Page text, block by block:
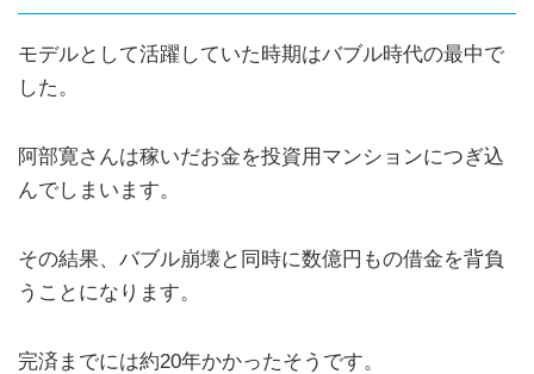
モデルとして活躍していた時期はバブル時代の最中で
した。
阿部寛さんは稼いだお金を投資用マンションにつぎ込
んでしまいます。
その結果、バブル崩壊と同時に数億円もの借金を背負
うことになります。
完済までには約20年かかったそうです。